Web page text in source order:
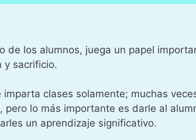
de los alumnos, juega un papel
y sacrificio.
clases solamente; muchas
lo más importante es darle al
un aprendizaje significativo.